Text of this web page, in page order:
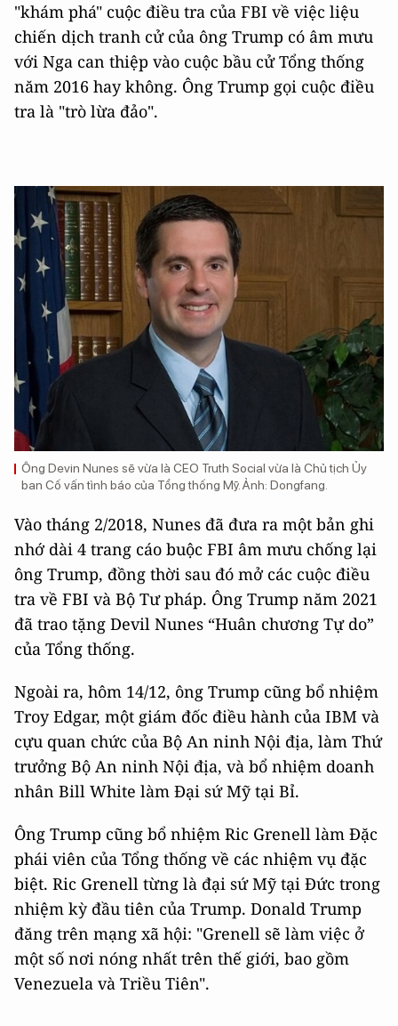
"khám phá" cuộc điều tra của FBI về việc liệu
chiến dịch tranh cử của ông Trump có âm mưu
với Nga can thiệp vào cuộc bầu cử Tổng thống
năm 2016 hay không. Ông Trump gọi cuộc điều
tra là "trò lừa đảo".
Ông Devin Nunes sẽ vừa là CEO Truth Social vừa là Chủ tịch Ủy
ban Cố vấn tình báo của Tổng thống Mỹ. Ảnh: Dongfang.
Vào tháng 2/2018, Nunes đã đưa ra một bản ghi
nhớ dài 4 trang cáo buộc FBI âm mưu chống lại
ông Trump, đồng thời sau đó mở các cuộc điều
tra về FBI và Bộ Tư pháp. Ông Trump năm 2021
đã trao tặng Devil Nunes “Huân chương Tự do”
của Tổng thống.
Ngoài ra, hôm 14/12, ông Trump cũng bổ nhiệm
Troy Edgar, một giám đốc điều hành của IBM và
cựu quan chức của Bộ An ninh Nội địa, làm Thứ
trưởng Bộ An ninh Nội địa, và bổ nhiệm doanh
nhân Bill White làm Đại sứ Mỹ tại Bỉ.
Ông Trump cũng bổ nhiệm Ric Grenell làm Đặc
phái viên của Tổng thống về các nhiệm vụ đặc
biệt. Ric Grenell từng là đại sứ Mỹ tại Đức trong
nhiệm kỳ đầu tiên của Trump. Donald Trump
đăng trên mạng xã hội: "Grenell sẽ làm việc ở
một số nơi nóng nhất trên thế giới, bao gồm
Venezuela và Triều Tiên".